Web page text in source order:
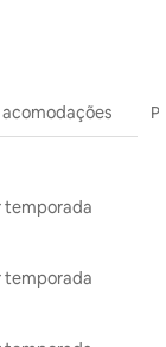
temporada
temporada